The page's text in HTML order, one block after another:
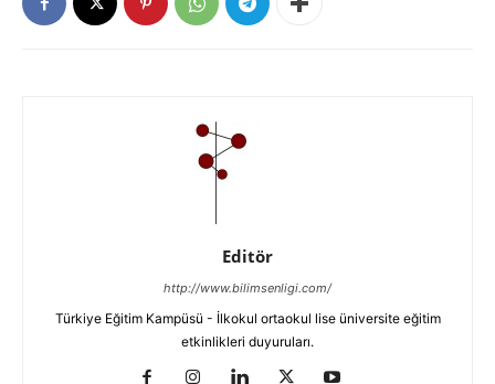
Editör
http://www.bilimsenligi.com/
Türkiye Eğitim Kampüsü - İlkokul ortaokul lise üniversite eğitim
etkinlikleri duyuruları.